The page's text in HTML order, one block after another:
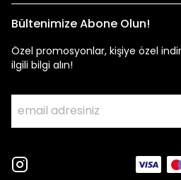
Bültenimize Abone Olun!
Özel promosyonlar, kişiye özel
ilgili bilgi alın!